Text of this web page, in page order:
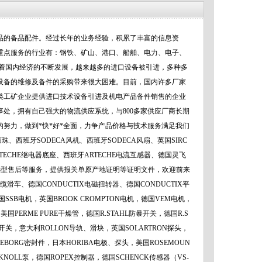
备品配件。经过长年的业务经验，积累了丰富的信息资
服务的行业有：钢铁、矿山、港口、船舶、电力、电子、
内经济的不断发展，越来越多的进口设备被引进，多种多
的维修及备件的采购带来很大困难。目前，国内许多厂家
矿企业提供进口技术设备引进及机电产品备件销售的企业
，拥有自己强大的物流供应系统，与800多家供应厂商长期
力，做到*快*好*全面，力争产品价格与技术服务满足我们
、西班牙SODECA风机、西班牙SODECA风扇、英国SIRC
继电器底座、西班牙ARTECHE电流互感器、德国灵飞
售后等服务，提供报关单原产地证明等证明文件，欢迎前来
滑车、德国CONDUCTIX电磁扭转器、德国CONDUCTIX平
电机，英国BROOK CROMPTON电机，德国VEM电机，
PERME PURE干燥管，德国R.STAHL防暴开关，德国R.S
，意大利ROLLON导轨、滑块，英国SOLARTRON探头，
密封件，日本HORIBA电极、探头，美国ROSEMOUN
泵，德国ROPEX控制器，德国SCHENCK传感器（VS-